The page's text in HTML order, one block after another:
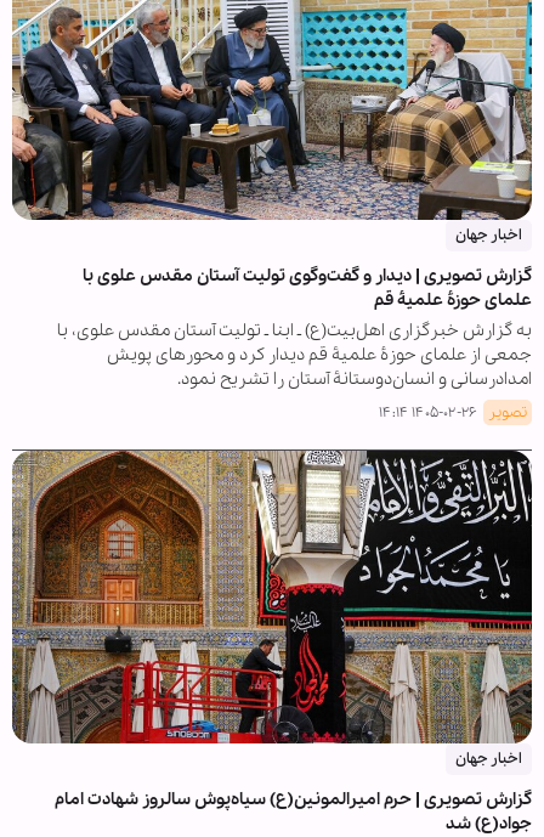
اخبار جهان
گزارش تصویری | دیدار و گفت‌وگوی تولیت آستان مقدس علوی با
علمای حوزۀ علمیۀ قم
به گزارش خبرگزاری اهل‌بیت(ع) ـ ابنا ـ تولیت آستان مقدس علوی، با
جمعی از علمای حوزۀ علمیۀ قم دیدار کرد و محورهای پویش
امدادرسانی و انسان‌دوستانۀ آستان را تشریح نمود.
تصویر ۱۴۰۵-۰۲-۲۶ ۱۴:۱۴
اخبار جهان
گزارش تصویری | حرم امیرالمونین(ع) سیاه‌پوش سالروز شهادت امام
جواد(ع) شد